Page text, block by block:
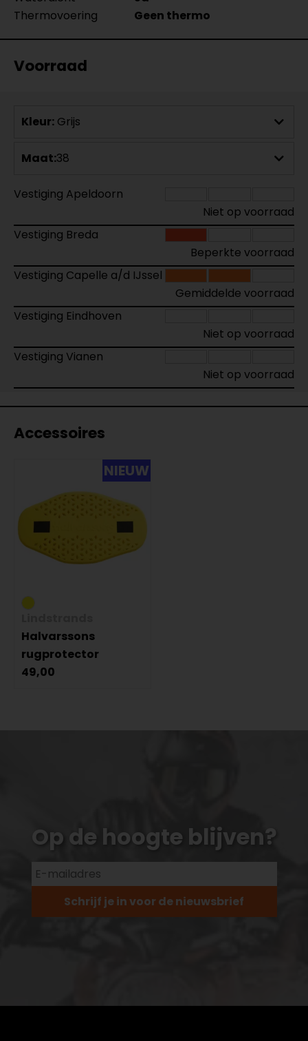
Thermovoering
Geen thermo
Voorraad
Kleur: Grijs
Maat:38
Vestiging Apeldoorn
Niet op voorraad
Vestiging Breda
Beperkte voorraad
Vestiging Capelle a/d IJssel
Gemiddelde voorraad
Vestiging Eindhoven
Niet op voorraad
Vestiging Vianen
Niet op voorraad
Accessoires
NIEUW
Halvarssons
rugprotector
49,00
Op de hoogte blijven?
Schrijf je in voor de nieuwsbrief